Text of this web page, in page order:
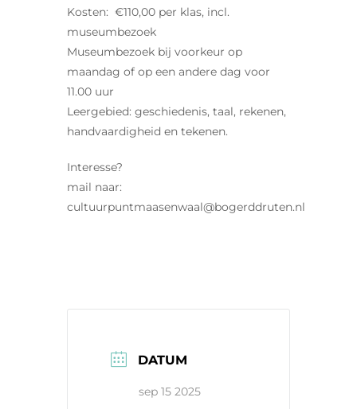
Kosten: €110,00 per klas, incl.
museumbezoek
Museumbezoek bij voorkeur op
maandag of op een andere dag voor
11.00 uur
Leergebied: geschiedenis, taal, rekenen,
handvaardigheid en tekenen.
Interesse?
mail naar:
cultuurpuntmaasenwaal@bogerddruten.nl
DATUM
sep 15 2025